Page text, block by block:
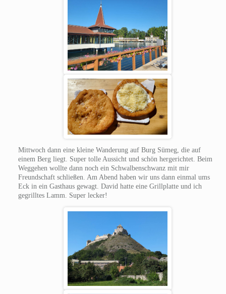
Mittwoch dann eine kleine Wanderung auf Burg Sümeg, die auf
einem Berg liegt. Super tolle Aussicht und schön hergerichtet. Beim
Weggehen wollte dann noch ein Schwalbenschwanz mit mir
Freundschaft schließen. Am Abend haben wir uns dann einmal ums
Eck in ein Gasthaus gewagt. David hatte eine Grillplatte und ich
gegrilltes Lamm. Super lecker!